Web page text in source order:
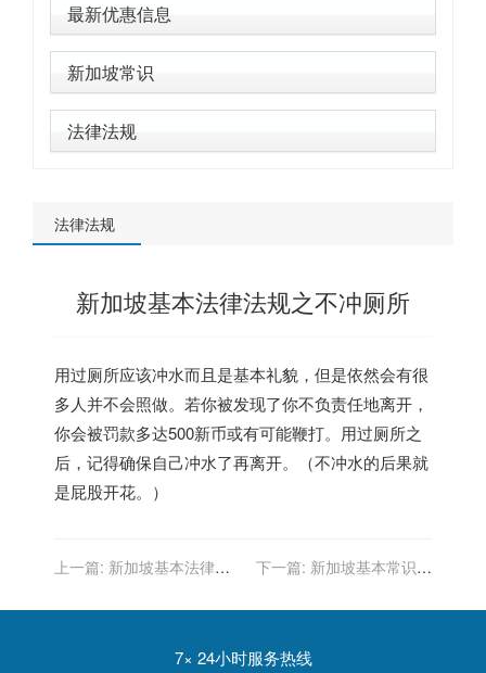
最新优惠信息
新加坡常识
法律法规
法律法规
新加坡基本法律法规之不冲厕所
用过厕所应该冲水而且是基本礼貌，但是依然会有很
多人并不会照做。若你被发现了你不负责任地离开，
你会被罚款多达500新币或有可能鞭打。用过厕所之
后，记得确保自己冲水了再离开。（不冲水的后果就
是屁股开花。）
上一篇: 新加坡基本法律法
下一篇: 新加坡基本常识之
7× 24小时服务热线